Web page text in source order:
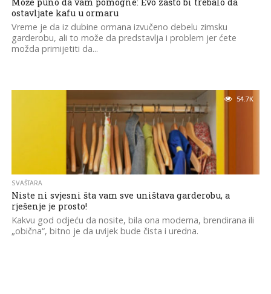
ostavljate kafu u ormaru
Vreme je da iz dubine ormana izvučeno debelu zimsku
garderobu, ali to može da predstavlja i problem jer ćete
možda primijetiti da...
54.7K
SVAŠTARA
Niste ni svjesni šta vam sve uništava garderobu, a
rješenje je prosto!
Kakvu god odjeću da nosite, bila ona moderna, brendirana ili
„obična“, bitno je da uvijek bude čista i uredna.